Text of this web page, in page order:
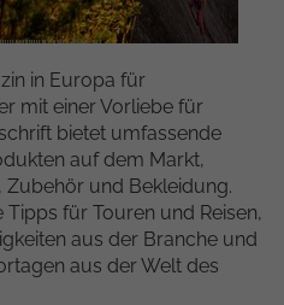
in Europa für
mit einer Vorliebe für
bietet umfassende
auf dem Markt,
und Bekleidung.
für Touren und Reisen,
aus der Branche und
aus der Welt des
ist ein Standard-Session-
Es speichert im Falle
Logins die Session-ID. So
Benutzer
werden und es wird ihm
Bereichen
zu berechnen und die
Website für den
der Website zu verfolgen.
speichern Informationen
weisen eine randoly
zu, um eindeutige
identifizieren.